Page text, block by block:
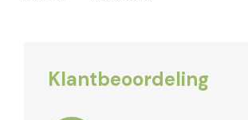
Gorilla
Klantbeoordeling